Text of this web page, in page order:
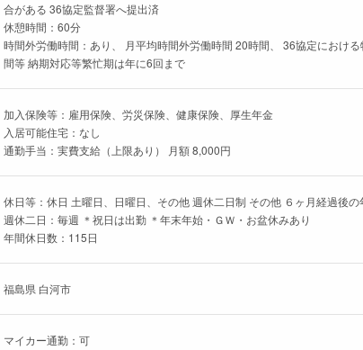
合がある 36協定監督署へ提出済
休憩時間：60分
時間外労働時間：あり、 月平均時間外労働時間 20時間、 36協定におけ
間等 納期対応等繁忙期は年に6回まで
加入保険等：雇用保険、労災保険、健康保険、厚生年金
入居可能住宅：なし
通勤手当：実費支給（上限あり） 月額 8,000円
休日等：休日 土曜日、日曜日、その他 週休二日制 その他 ６ヶ月経過後
週休二日：毎週 ＊祝日は出勤 ＊年末年始・ＧＷ・お盆休みあり
年間休日数：115日
福島県 白河市
マイカー通勤：可